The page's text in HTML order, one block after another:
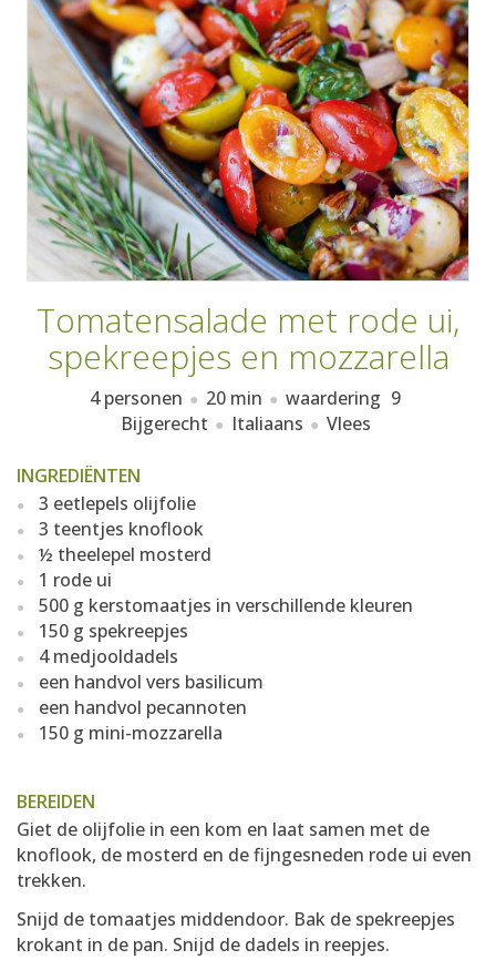
WEEKMENU'S
KOOKBOEKEN
Tomatensalade met rode ui,
spekreepjes en mozzarella
4 personen 20 min waardering 9
Bijgerecht
Italiaans Vlees
INGREDIËNTEN
3 eetlepels olijfolie
3 teentjes knoflook
½ theelepel mosterd
1 rode ui
500 g kerstomaatjes in verschillende kleuren
150 g spekreepjes
4 medjooldadels
een handvol vers basilicum
een handvol pecannoten
150 g mini-mozzarella
BEREIDEN
Giet de olijfolie in een kom en laat samen met de
knoflook, de mosterd en de fijngesneden rode ui even
trekken.
Snijd de tomaatjes middendoor. Bak de spekreepjes
krokant in de pan. Snijd de dadels in reepjes.